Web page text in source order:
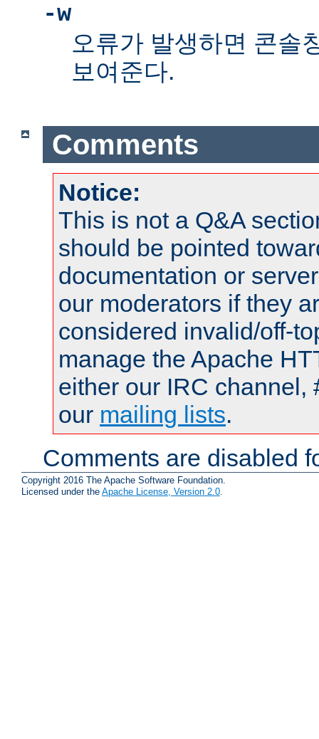
-w
오류가 발생하면 콘솔
보여준다.
Comments
Notice:
This is not a Q&A
should be pointed
documentation or
our moderators if they
considered invalid/off-
manage the Apache
either our IRC channel,
our mailing lists.
Comments are disabled
Copyright 2016 The Apache Software Foundation.
Licensed under the Apache License, Version 2.0